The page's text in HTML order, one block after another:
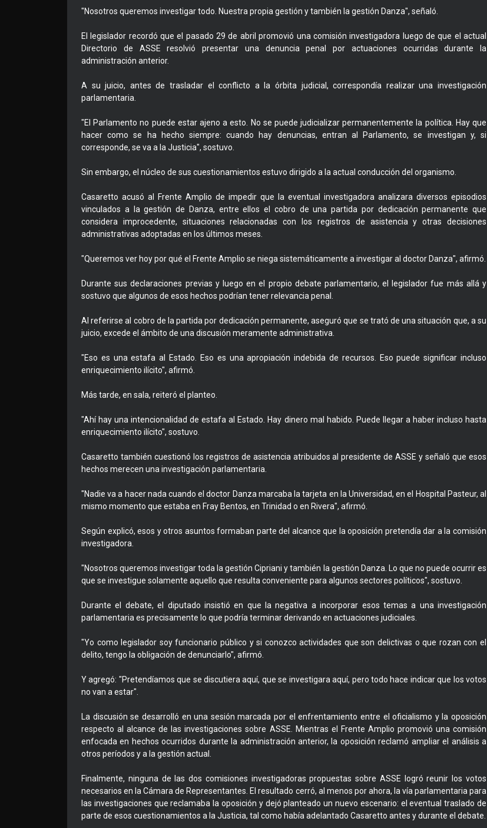
"Nosotros queremos investigar todo. Nuestra propia gestión y también la gestión Danza", señaló.
El legislador recordó que el pasado 29 de abril promovió una comisión investigadora luego de que el actual
Directorio de ASSE resolvió presentar una denuncia penal por actuaciones ocurridas durante la
administración anterior.
A su juicio, antes de trasladar el conflicto a la órbita judicial, correspondía realizar una investigación
parlamentaria.
"El Parlamento no puede estar ajeno a esto. No se puede judicializar permanentemente la política. Hay que
hacer como se ha hecho siempre: cuando hay denuncias, entran al Parlamento, se investigan y, si
corresponde, se va a la Justicia", sostuvo.
Sin embargo, el núcleo de sus cuestionamientos estuvo dirigido a la actual conducción del organismo.
Casaretto acusó al Frente Amplio de impedir que la eventual investigadora analizara diversos episodios
vinculados a la gestión de Danza, entre ellos el cobro de una partida por dedicación permanente que
considera improcedente, situaciones relacionadas con los registros de asistencia y otras decisiones
administrativas adoptadas en los últimos meses.
"Queremos ver hoy por qué el Frente Amplio se niega sistemáticamente a investigar al doctor Danza", afirmó.
Durante sus declaraciones previas y luego en el propio debate parlamentario, el legislador fue más allá y
sostuvo que algunos de esos hechos podrían tener relevancia penal.
Al referirse al cobro de la partida por dedicación permanente, aseguró que se trató de una situación que, a su
juicio, excede el ámbito de una discusión meramente administrativa.
"Eso es una estafa al Estado. Eso es una apropiación indebida de recursos. Eso puede significar incluso
enriquecimiento ilícito", afirmó.
Más tarde, en sala, reiteró el planteo.
"Ahí hay una intencionalidad de estafa al Estado. Hay dinero mal habido. Puede llegar a haber incluso hasta
enriquecimiento ilícito", sostuvo.
Casaretto también cuestionó los registros de asistencia atribuidos al presidente de ASSE y señaló que esos
hechos merecen una investigación parlamentaria.
"Nadie va a hacer nada cuando el doctor Danza marcaba la tarjeta en la Universidad, en el Hospital Pasteur, al
mismo momento que estaba en Fray Bentos, en Trinidad o en Rivera", afirmó.
Según explicó, esos y otros asuntos formaban parte del alcance que la oposición pretendía dar a la comisión
investigadora.
"Nosotros queremos investigar toda la gestión Cipriani y también la gestión Danza. Lo que no puede ocurrir es
que se investigue solamente aquello que resulta conveniente para algunos sectores políticos", sostuvo.
Durante el debate, el diputado insistió en que la negativa a incorporar esos temas a una investigación
parlamentaria es precisamente lo que podría terminar derivando en actuaciones judiciales.
"Yo como legislador soy funcionario público y si conozco actividades que son delictivas o que rozan con el
delito, tengo la obligación de denunciarlo", afirmó.
Y agregó: "Pretendíamos que se discutiera aquí, que se investigara aquí, pero todo hace indicar que los votos
no van a estar".
La discusión se desarrolló en una sesión marcada por el enfrentamiento entre el oficialismo y la oposición
respecto al alcance de las investigaciones sobre ASSE. Mientras el Frente Amplio promovió una comisión
enfocada en hechos ocurridos durante la administración anterior, la oposición reclamó ampliar el análisis a
otros períodos y a la gestión actual.
Finalmente, ninguna de las dos comisiones investigadoras propuestas sobre ASSE logró reunir los votos
necesarios en la Cámara de Representantes. El resultado cerró, al menos por ahora, la vía parlamentaria para
las investigaciones que reclamaba la oposición y dejó planteado un nuevo escenario: el eventual traslado de
parte de esos cuestionamientos a la Justicia, tal como había adelantado Casaretto antes y durante el debate.